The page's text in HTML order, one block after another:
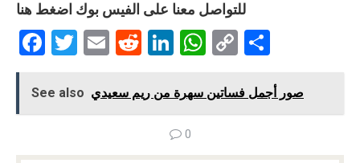
للتواصل معنا على الفيس بوك اضغط هنا
F
ce
b
T
tt
er
E
ail
R
d
di
Li
ke
dI
n
W
at
s
C
py
Li
ar
e
See also صور أجمل فساتين سهرة من ريم سعيدي
0